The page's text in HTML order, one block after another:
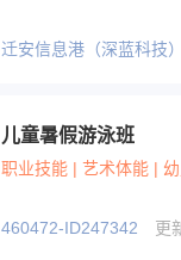
迁安信息港（深蓝科技
儿童暑假游泳班
职业技能 | 艺术体能 |
460472-ID247342 更